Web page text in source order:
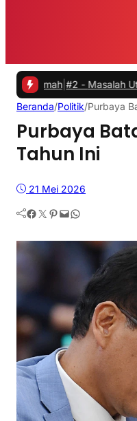
#2 - Masalah Utama
Beranda/Politik/Purbaya
Purbaya
Tahun Ini
21 Mei 2026
Facebook Twitter Pinterest Mail WhatsApp